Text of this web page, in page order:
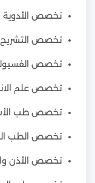
تخصص الأدوية
تخصص التشريح
تخصص
تخصص علم
تخصص طب
تخصص الطب
تخصص الأذن